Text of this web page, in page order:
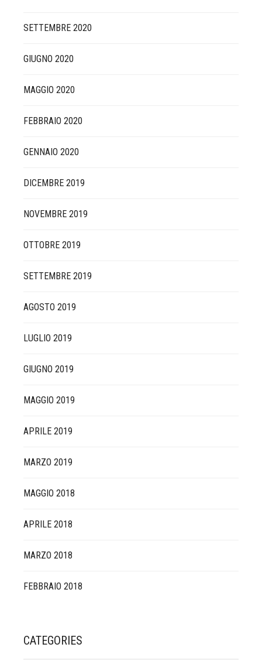
SETTEMBRE 2020
GIUGNO 2020
MAGGIO 2020
FEBBRAIO 2020
GENNAIO 2020
DICEMBRE 2019
NOVEMBRE 2019
OTTOBRE 2019
SETTEMBRE 2019
AGOSTO 2019
LUGLIO 2019
GIUGNO 2019
MAGGIO 2019
APRILE 2019
MARZO 2019
MAGGIO 2018
APRILE 2018
MARZO 2018
FEBBRAIO 2018
CATEGORIES